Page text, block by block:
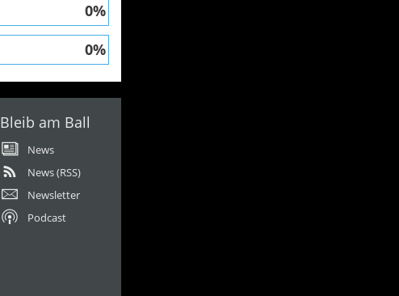
0%
0%
Bleib am Ball
News
News (RSS)
Newsletter
Podcast